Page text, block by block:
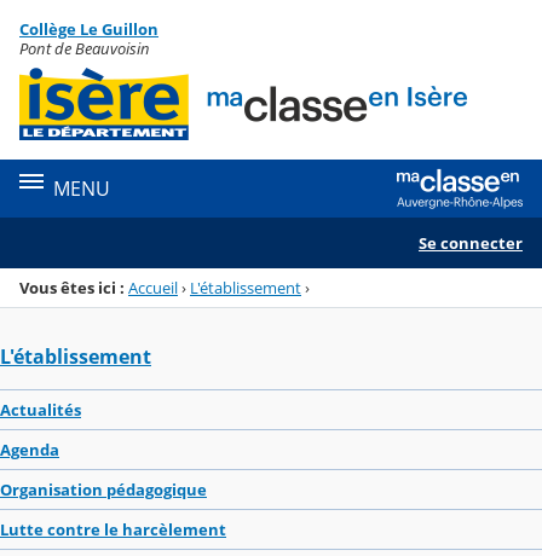
Menu de la rubrique
Contenu
Collège Le Guillon
Pont de Beauvoisin
MENU
Se connecter
Vous êtes ici : Accueil› L'établissement›
L'établissement
Actualités
Agenda
Organisation pédagogique
Lutte contre le harcèlement